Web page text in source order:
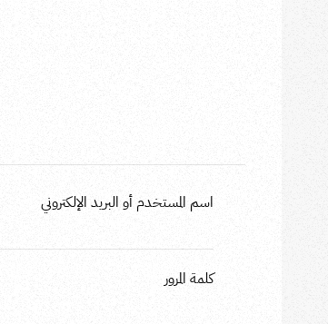
اسم المستخدم أو البريد الإلكتروني
كلمة المرور